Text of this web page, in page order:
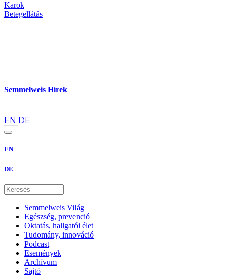
Karok
Betegellátás
Semmelweis Hírek
EN DE
EN
DE
Semmelweis Világ
Egészség, prevenció
Oktatás, hallgatói élet
Tudomány, innováció
Podcast
Események
Archívum
Sajtó